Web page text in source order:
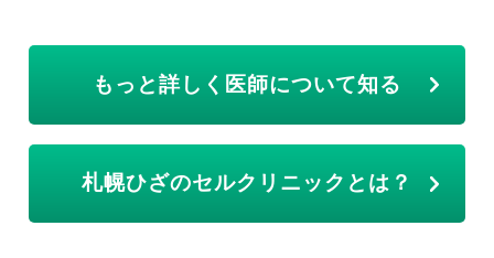
もっと詳しく医師について知る
札幌ひざのセルクリニックとは？